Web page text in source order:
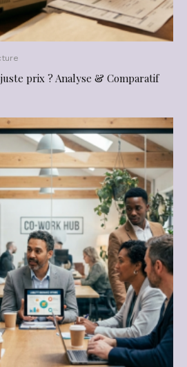
prix ? Analyse & Comparatif